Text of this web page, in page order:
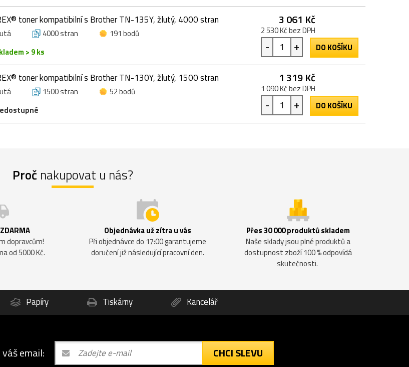
toner kompatibilní s Brother TN-135Y, žlutý, 4000 stran
4000 stran
191 bodů
> 9 ks
3 061 Kč
2 530 Kč bez DPH
- + DO KOŠÍKU
toner kompatibilní s Brother TN-130Y, žlutý, 1500 stran
1500 stran
52 bodů
1 319 Kč
1 090 Kč bez DPH
- + DO KOŠÍKU
Proč nakupovat u nás?
dopravcům!
od 5000 Kč.
Objednávka už zítra u vás
Při objednávce do 17:00 garantujeme
doručení již následující pracovní den.
Přes 30 000 produktů skladem
Naše sklady jsou plné produktů a
dostupnost zboží 100 % odpovídá
skutečnosti.
Papíry Tiskárny Kancelář
email: CHCI SLEVU